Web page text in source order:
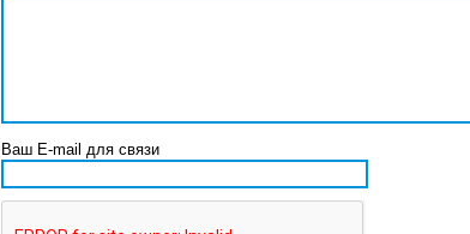
Ваш E-mail для связи